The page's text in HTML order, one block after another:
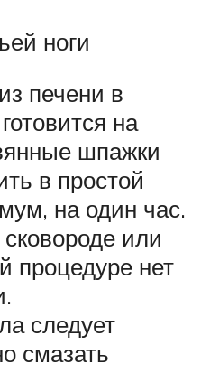
ноги
печени в
на
шпажки
в простой
на один час.
или
процедуре нет
следует
смазать